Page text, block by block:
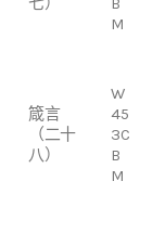
M
箴言
（二十
八）
W
45
3C
B
M